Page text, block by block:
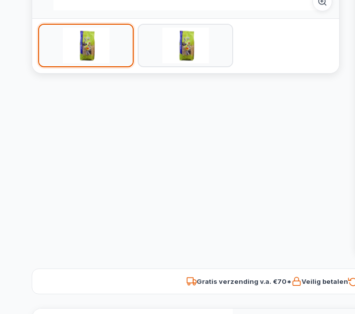
Gratis verzending v.a. €70* Veilig betalen